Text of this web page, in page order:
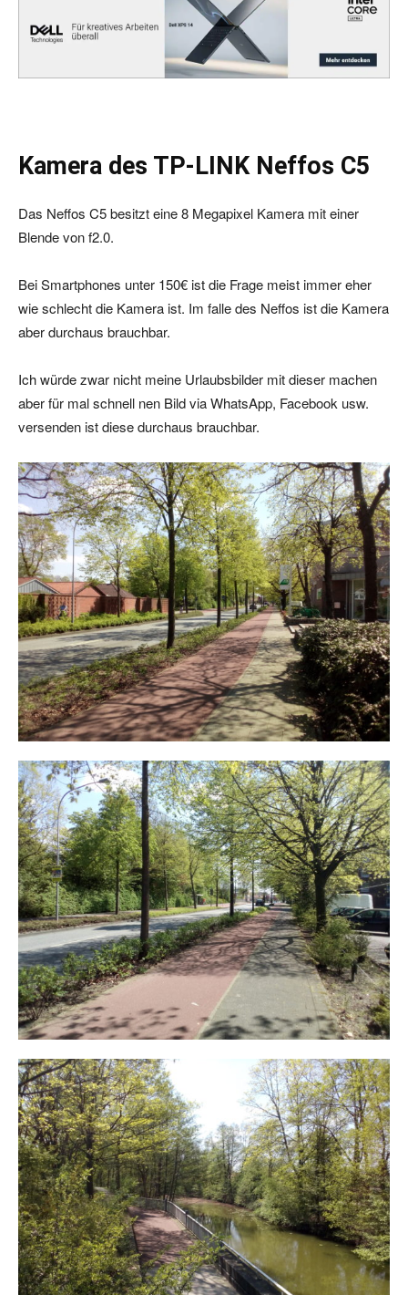
Kamera des TP-LINK Neffos C5
Das Neffos C5 besitzt eine 8 Megapixel Kamera mit einer
Blende von f2.0.
Bei Smartphones unter 150€ ist die Frage meist immer eher
wie schlecht die Kamera ist. Im falle des Neffos ist die Kamera
aber durchaus brauchbar.
Ich würde zwar nicht meine Urlaubsbilder mit dieser machen
aber für mal schnell nen Bild via WhatsApp, Facebook usw.
versenden ist diese durchaus brauchbar.